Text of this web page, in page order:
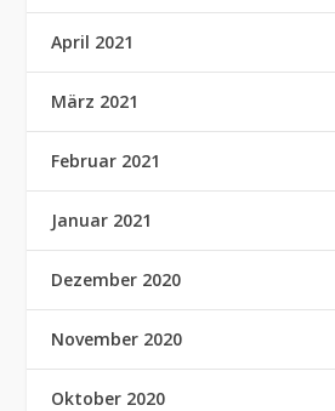
April 2021
März 2021
Februar 2021
Januar 2021
Dezember 2020
November 2020
Oktober 2020